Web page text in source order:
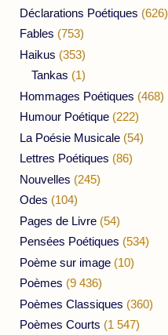
Déclarations Poétiques (626)
Fables (753)
Haikus (353)
Tankas (1)
Hommages Poétiques (468)
Humour Poétique (222)
La Poésie Musicale (54)
Lettres Poétiques (86)
Nouvelles (245)
Odes (104)
Pages de Livre (54)
Pensées Poétiques (534)
Poème sur image (10)
Poèmes (9 436)
Poèmes Classiques (360)
Poèmes Courts (1 547)